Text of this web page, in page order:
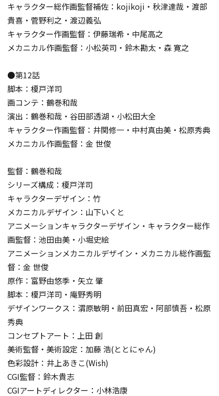
キャラクター総作画監督補佐：kojikoji・秋津達哉・渡部
貴喜・菅野利之・渡辺義弘
キャラクター作画監督：伊藤瑞希・中尾高之
メカニカル作画監督：小松英司・鈴木勘太・森 寛之
●第12話
脚本：榎戸洋司
画コンテ：鶴巻和哉
演出：鶴巻和哉・谷田部透湖・小松田大全
キャラクター作画監督：井関修一・中村真由美・松原秀典
メカニカル作画監督：金 世俊
監督：鶴巻和哉
シリーズ構成：榎戸洋司
キャラクターデザイン：竹
メカニカルデザイン：山下いくと
アニメーションキャラクターデザイン・キャラクター総作
画監督：池田由美・小堀史絵
アニメーションメカニカルデザイン・メカニカル総作画監
督：金 世俊
原作：富野由悠季・矢立 肇
脚本：榎戸洋司・庵野秀明
デザインワークス：渭原敏明・前田真宏・阿部慎吾・松原
秀典
コンセプトアート：上田 創
美術監督・美術設定：加藤 浩(ととにゃん)
色彩設計：井上あきこ(Wish)
CGI監督：鈴木貴志
CGIアートディレクター：小林浩康